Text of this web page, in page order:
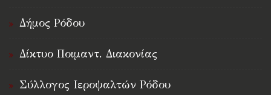
Δήμος Ρόδου
Δίκτυο Ποιμαντ. Διακονίας
Σύλλογος Ιεροψαλτών Ρόδου